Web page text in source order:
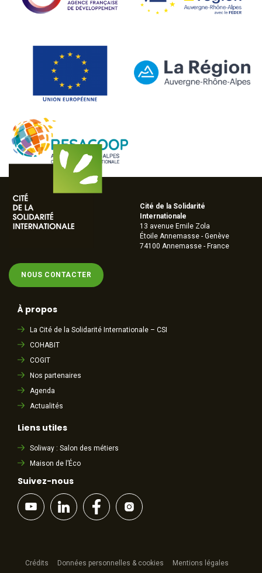
NOUS CONTACTER
Cité de la Solidarité
Internationale
13 avenue Emile Zola
Étoile Annemasse - Genève
74100 Annemasse - France
À propos
La Cité de la Solidarité Internationale – CSI
COHABIT
COGIT
Nos partenaires
Agenda
Actualités
Liens utiles
Soliway : Salon des métiers
Maison de l’Éco
Suivez-nous
Crédits Données personnelles & cookies Mentions légales